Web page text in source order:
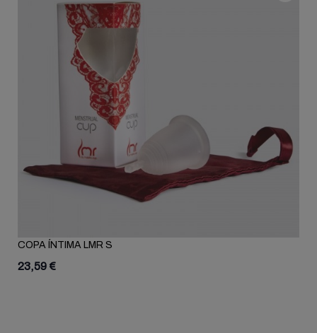
COPA ÍNTIMA LMR S
23,59 €